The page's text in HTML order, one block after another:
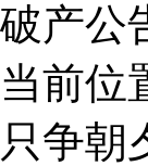
破产公
当前位
只争朝